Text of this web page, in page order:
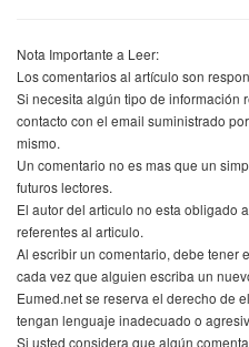
Nota Importante a Leer:
Los comentarios al artículo son
Si necesita algún tipo de información
contacto con el email suministrado
mismo.
Un comentario no es mas que un
futuros lectores.
El autor del articulo no esta obligado
referentes al articulo.
Al escribir un comentario, debe tener
cada vez que alguien escriba un
Eumed.net se reserva el derecho de
tengan lenguaje inadecuado o
Si usted considera que algún